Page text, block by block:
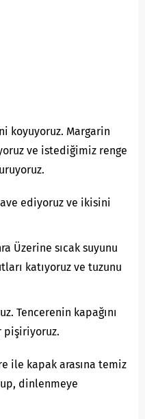
koyuyoruz. Margarin
ve istediğimiz renge
ediyoruz ve ikisini
Üzerine sıcak suyunu
katıyoruz ve tuzunu
Tencerenin kapağını
pişiriyoruz.
ile kapak arasına temiz
dinlenmeye